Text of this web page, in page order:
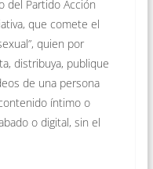
del Partido Acción
que comete el
quien por
distribuya, publique
de una persona
íntimo o
o digital, sin el